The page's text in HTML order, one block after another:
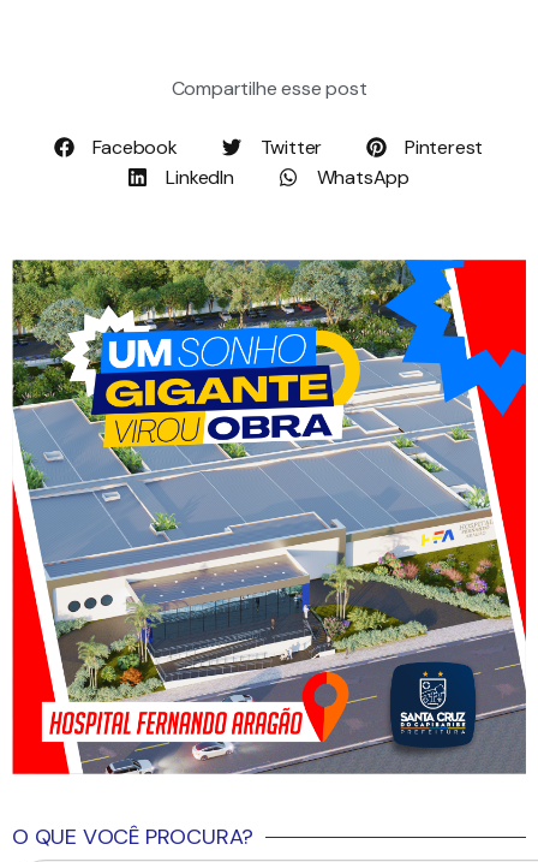
Compartilhe esse post
Facebook Twitter
Pinterest
LinkedIn
WhatsApp
O QUE VOCÊ PROCURA?